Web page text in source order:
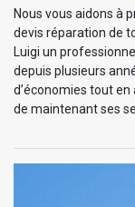
Nous vous aidons à
devis réparation de
Luigi un
depuis plusieurs
d’économies tout
de maintenant ses